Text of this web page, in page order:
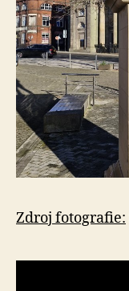
Zdroj fotografie: